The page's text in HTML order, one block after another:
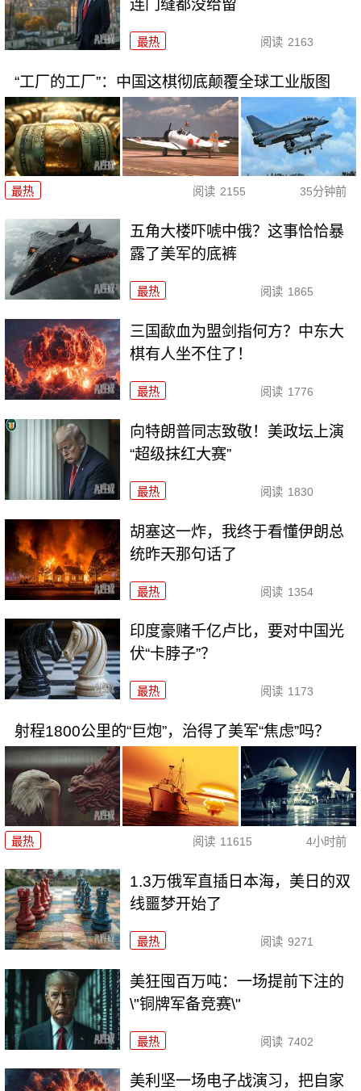
连门缝都没给留
最热 阅读 2163
“工厂的工厂”：中国这棋彻底颠覆全球工业版图
最热 阅读 2155 35分钟前
五角大楼吓唬中俄？这事恰恰暴
露了美军的底裤
最热 阅读 1865
三国歃血为盟剑指何方？中东大
棋有人坐不住了！
最热 阅读 1776
向特朗普同志致敬！美政坛上演
“超级抹红大赛”
最热 阅读 1830
胡塞这一炸，我终于看懂伊朗总
统昨天那句话了
最热 阅读 1354
印度豪赌千亿卢比，要对中国光
伏“卡脖子”？
最热 阅读 1173
射程1800公里的“巨炮”，治得了美军“焦虑”吗？
最热 阅读 11615 4小时前
1.3万俄军直插日本海，美日的双
线噩梦开始了
最热 阅读 9271
美狂囤百万吨：一场提前下注的
\"铜牌军备竞赛\"
最热 阅读 7402
美利坚一场电子战演习，把自家